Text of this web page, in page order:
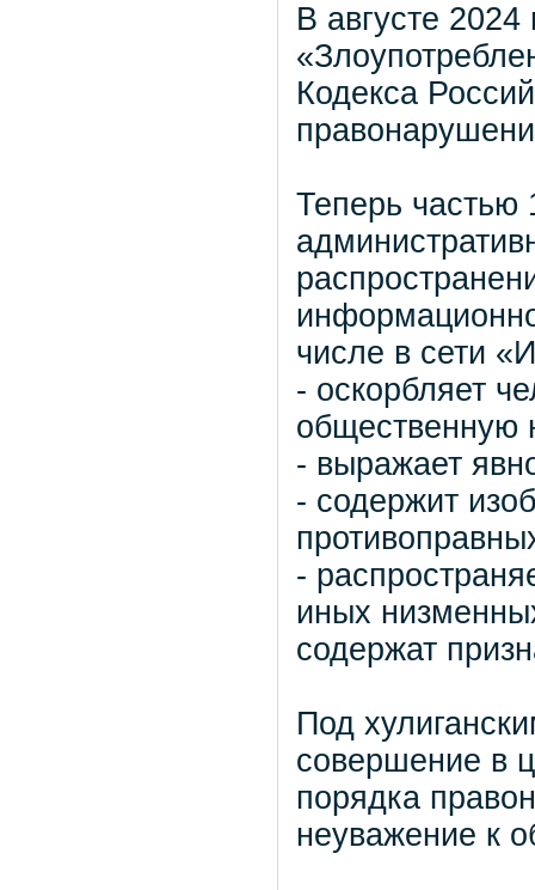
В августе
Кодекса
Теперь частью
числе в сети
- оскорбляет
общественную
- выражает
- содержит
-
иных
содержат
Под
совершение в
порядка
неуважение к